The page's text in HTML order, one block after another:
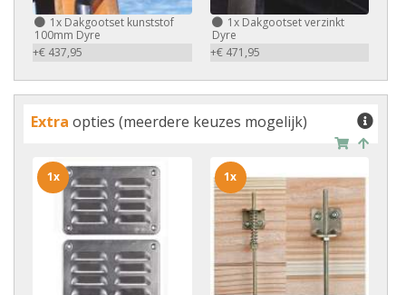
1x Dakgootset kunststof
100mm Dyre
+€ 437,95
1xDakgootset verzinkt
Dyre
+€ 471,95
Extra opties (meerdere keuzes mogelijk)
1x 1x